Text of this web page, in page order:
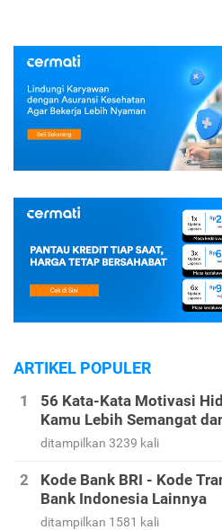
ARTIKEL POPULER
56 Kata-Kata Motivasi
Kamu Lebih Semangat
ditampilkan 3239 kali
Kode Bank BRI - Kode
Bank Indonesia Lainnya
ditampilkan 1581 kali